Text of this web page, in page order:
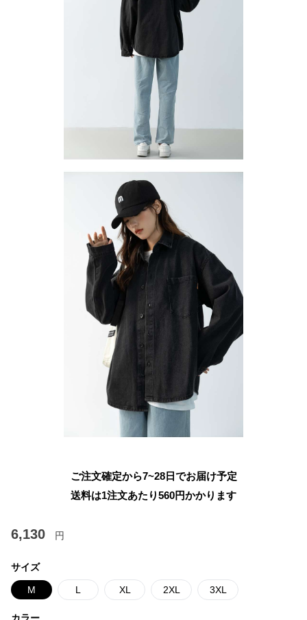
ご注文確定から7~28日でお届け予定
送料は1注文あたり560円かかります
6,130 円
サイズ
M L XL 2XL 3XL